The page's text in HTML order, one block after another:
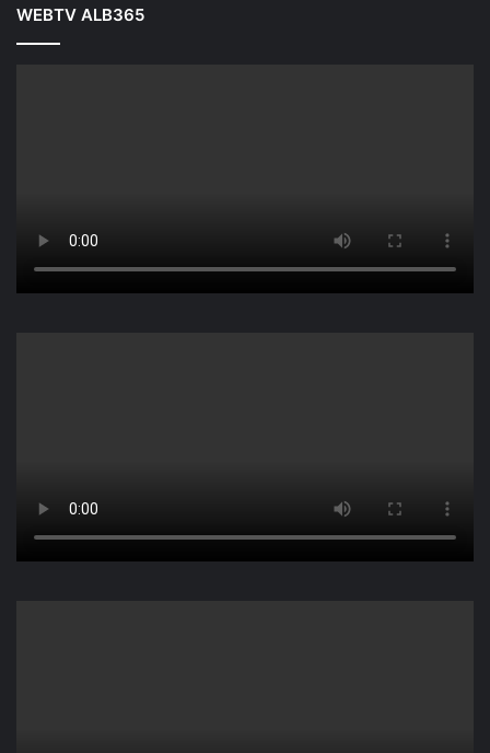
WEBTV ALB365